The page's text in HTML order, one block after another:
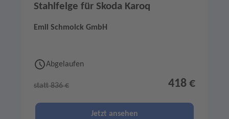
Stahlfelge für Skoda Karoq
Emil Schmolck GmbH
Abgelaufen
statt 836 € 418 €
Jetzt ansehen